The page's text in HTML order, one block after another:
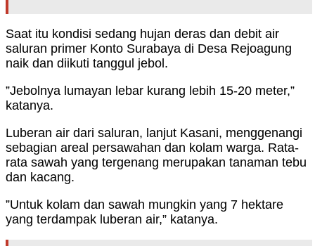
Saat itu kondisi sedang hujan deras dan debit air
saluran primer Konto Surabaya di Desa Rejoagung
naik dan diikuti tanggul jebol.
”Jebolnya lumayan lebar kurang lebih 15-20 meter,”
katanya.
Luberan air dari saluran, lanjut Kasani, menggenangi
sebagian areal persawahan dan kolam warga. Rata-
rata sawah yang tergenang merupakan tanaman tebu
dan kacang.
”Untuk kolam dan sawah mungkin yang 7 hektare
yang terdampak luberan air,” katanya.